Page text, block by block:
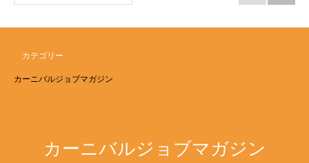
カテゴリー
カーニバルジョブマガジン
カーニバルジョブマガジン